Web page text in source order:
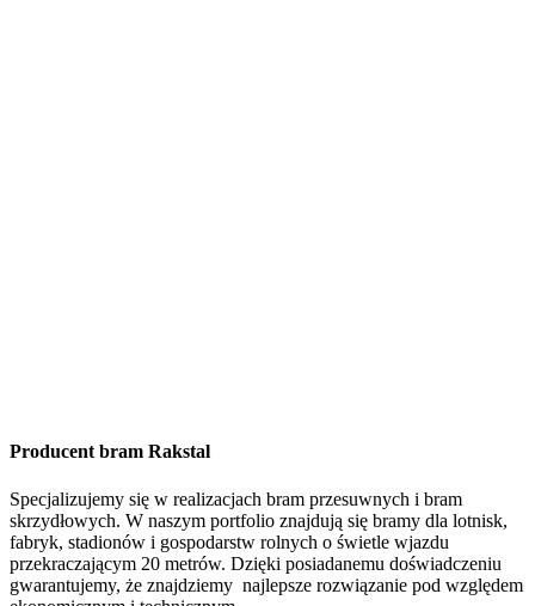
Producent bram Rakstal
Specjalizujemy się w realizacjach bram przesuwnych i bram
skrzydłowych. W naszym portfolio znajdują się bramy dla lotnisk,
fabryk, stadionów i gospodarstw rolnych o świetle wjazdu
przekraczającym 20 metrów. Dzięki posiadanemu doświadczeniu
gwarantujemy, że znajdziemy najlepsze rozwiązanie pod względem